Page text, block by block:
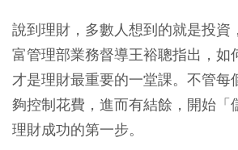
說到理財，多數人想到的就是投資
富管理部業務督導王裕聰指出，如
才是理財最重要的一堂課。不管每
夠控制花費，進而有結餘，開始「
理財成功的第一步。